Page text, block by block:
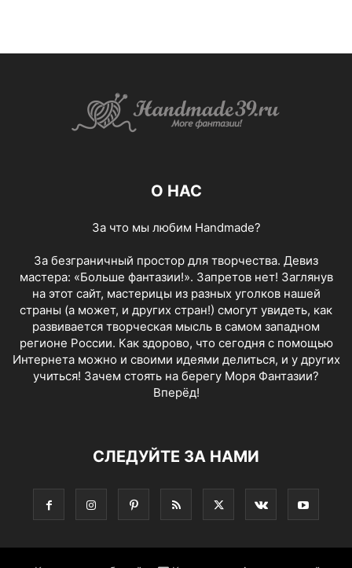
О НАС
За что мы любим Handmade?
За безграничный простор для творчества. Девиз
мастера: «Больше фантазии!». Запретов нет! Заглянув
на этот сайт, мастерицы из разных уголков нашей
страны (а может, и других стран!) смогут увидеть, как
развивается творческая мысль в самом западном
регионе России. Как здорово, что сегодня с помощью
Интернета можно и своими идеями делиться, и у других
учиться! Зачем стоять на берегу Моря Фантазии?
Вперёд!
СЛЕДУЙТЕ ЗА НАМИ